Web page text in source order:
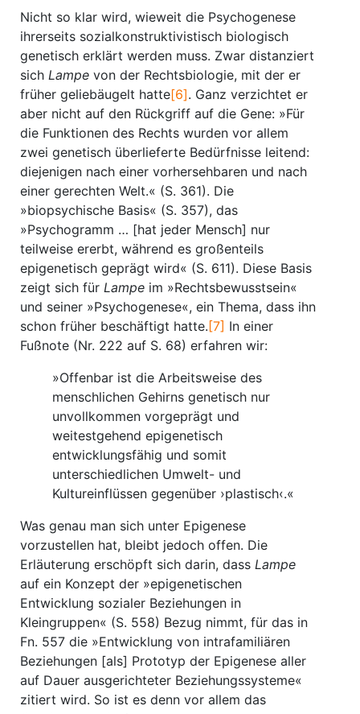
Nicht so klar wird, wieweit die Psychogenese
ihrerseits sozialkonstruktivistisch biologisch
genetisch erklärt werden muss. Zwar distanziert
sich Lampe von der Rechtsbiologie, mit der er
früher geliebäugelt hatte[6]. Ganz verzichtet er
aber nicht auf den Rückgriff auf die Gene: »Für
die Funktionen des Rechts wurden vor allem
zwei genetisch überlieferte Bedürfnisse leitend:
diejenigen nach einer vorhersehbaren und nach
einer gerechten Welt.« (S. 361). Die
»biopsychische Basis« (S. 357), das
»Psychogramm … [hat jeder Mensch] nur
teilweise ererbt, während es großenteils
epigenetisch geprägt wird« (S. 611). Diese Basis
zeigt sich für Lampe im »Rechtsbewusstsein«
und seiner »Psychogenese«, ein Thema, dass ihn
schon früher beschäftigt hatte. [7] In einer
Fußnote (Nr. 222 auf S. 68) erfahren wir:
»Offenbar ist die Arbeitsweise des
menschlichen Gehirns genetisch nur
unvollkommen vorgeprägt und
weitestgehend epigenetisch
entwicklungsfähig und somit
unterschiedlichen Umwelt- und
Kultureinflüssen gegenüber ›plastisch‹.«
Was genau man sich unter Epigenese
vorzustellen hat, bleibt jedoch offen. Die
Erläuterung erschöpft sich darin, dass Lampe
auf ein Konzept der »epigenetischen
Entwicklung sozialer Beziehungen in
Kleingruppen« (S. 558) Bezug nimmt, für das in
Fn. 557 die »Entwicklung von intrafamiliären
Beziehungen [als] Prototyp der Epigenese aller
auf Dauer ausgerichteter Beziehungssysteme«
zitiert wird. So ist es denn vor allem das